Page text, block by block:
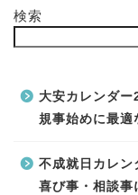
検索
大安カレンダ
規事始めに最適
不成就日カレ
喜び事・相談事